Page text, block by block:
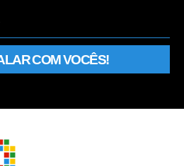
COM VOCÊS!